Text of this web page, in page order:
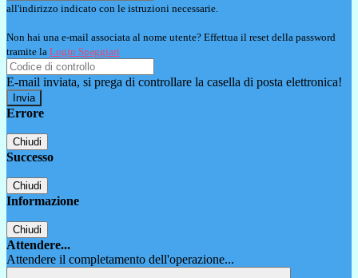
all'indirizzo indicato con le istruzioni necessarie.
Non hai una e-mail associata al nome utente? Effettua il reset della password
tramite la Login Spaggiari
E-mail inviata, si prega di controllare la casella di posta elettronica!
Errore
Chiudi
Successo
Chiudi
Informazione
Chiudi
Attendere...
Attendere il completamento dell'operazione...